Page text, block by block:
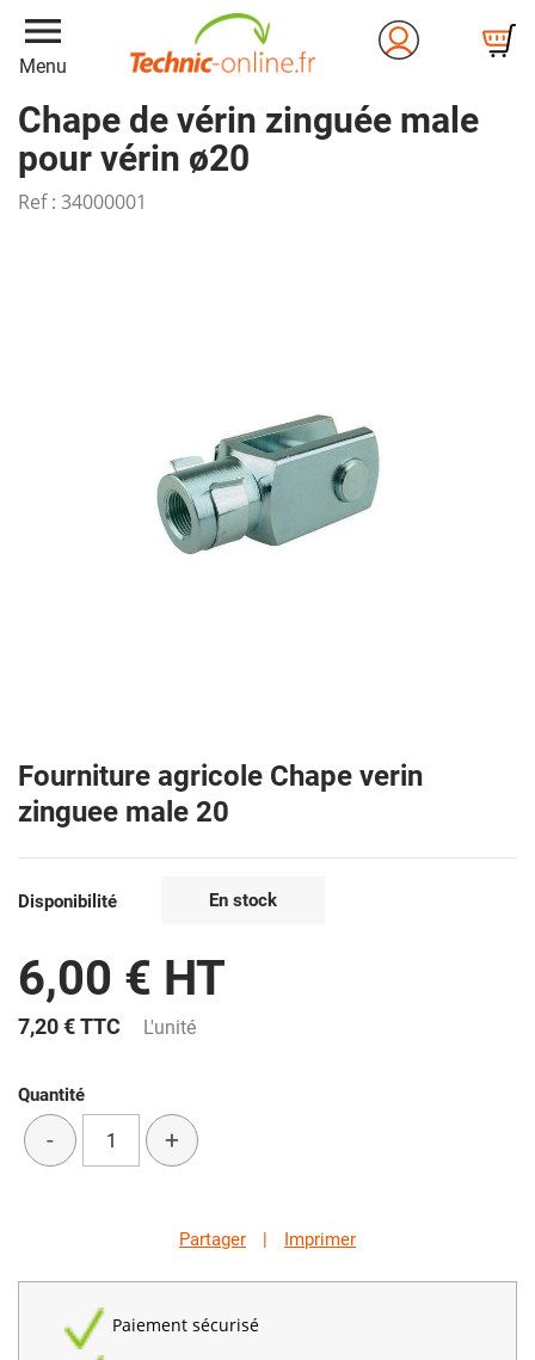
menu
Menu
Chape de vérin zinguée male
pour vérin ø20
Ref : 34000001
Fourniture agricole Chape verin
zinguee male 20
Disponibilité En stock
6,00 € HT
7,20 €TTC L'unité
Quantité
- +
Partager | Imprimer
Paiement sécurisé